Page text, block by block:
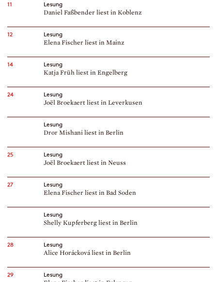
11
Lesung
Daniel Faßbender liest in Koblenz
12
Lesung
Elena Fischer liest in Mainz
14
Lesung
Katja Früh liest in Engelberg
24
Lesung
Joël Broekaert liest in Leverkusen
Lesung
Dror Mishani liest in Berlin
25
Lesung
Joël Broekaert liest in Neuss
27
Lesung
Elena Fischer liest in Bad Soden
Lesung
Shelly Kupferberg liest in Berlin
28
Lesung
Alice Horácková liest in Berlin
29
Lesung